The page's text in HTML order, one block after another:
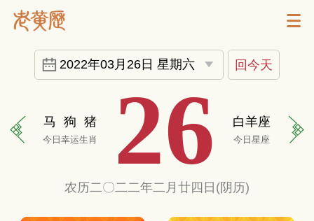
2022年03月26日 星期六 回今天
马 狗 猪
今日幸运生肖 26 白羊座
今日星座
农历二〇二二年二月廿四日(阴历)